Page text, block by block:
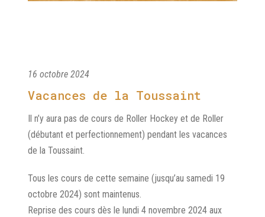
16 octobre 2024
Vacances de la Toussaint
Il n’y aura pas de cours de Roller Hockey et de Roller
(débutant et perfectionnement) pendant les vacances
de la Toussaint.
Tous les cours de cette semaine (jusqu’au samedi 19
octobre 2024) sont maintenus.
Reprise des cours dès le lundi 4 novembre 2024 aux